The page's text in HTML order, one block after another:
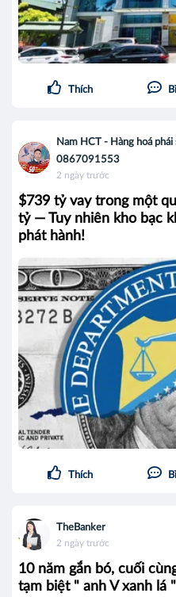
Thích
Nam HCT - Hàng hoá phái
0867091553
2 ngày trước
$739 tỷ vay trong một
tỷ — Tuy nhiên kho bạc
phát hành!
Thích
TheBanker
2 ngày trước
10 năm gắn bó, cuối
tạm biệt " anh V xanh lá "